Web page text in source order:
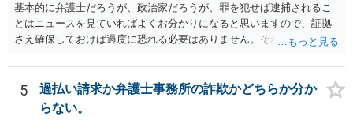
基本的に弁護士だろうが、政治家だろうが、罪を犯せば逮捕されるこ
とはニュースを見ていればよくお分かりになると思いますので、証拠
さえ確保しておけば過度に恐れる必要はありません。それでもなおご
5
過払い請求か弁護士事務所の詐欺かどちらか分か
らない。